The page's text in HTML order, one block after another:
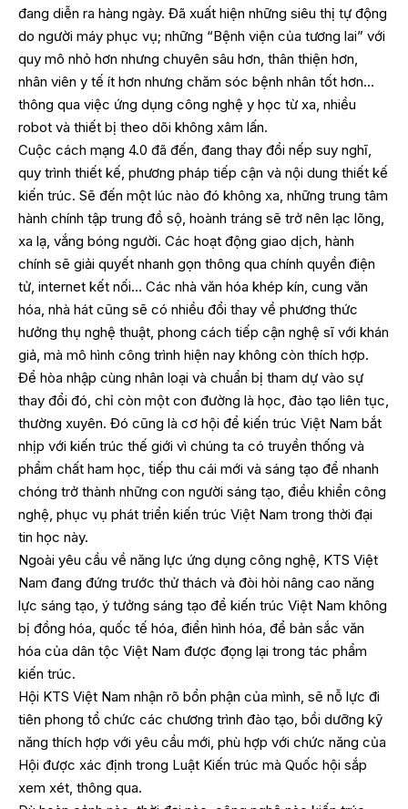
đang diễn ra hàng ngày. Đã xuất hiện những siêu thị tự động
do người máy phục vụ; những “Bệnh viện của tương lai” với
quy mô nhỏ hơn nhưng chuyên sâu hơn, thân thiện hơn,
nhân viên y tế ít hơn nhưng chăm sóc bệnh nhân tốt hơn…
thông qua việc ứng dụng công nghệ y học từ xa, nhiều
robot và thiết bị theo dõi không xâm lấn.
Cuộc cách mạng 4.0 đã đến, đang thay đổi nếp suy nghĩ,
quy trình thiết kế, phương pháp tiếp cận và nội dung thiết kế
kiến trúc. Sẽ đến một lúc nào đó không xa, những trung tâm
hành chính tập trung đồ sộ, hoành tráng sẽ trở nên lạc lõng,
xa lạ, vắng bóng người. Các hoạt động giao dịch, hành
chính sẽ giải quyết nhanh gọn thông qua chính quyền điện
tử, internet kết nối… Các nhà văn hóa khép kín, cung văn
hóa, nhà hát cũng sẽ có nhiều đổi thay về phương thức
hưởng thụ nghệ thuật, phong cách tiếp cận nghệ sĩ với khán
giả, mà mô hình công trình hiện nay không còn thích hợp.
Để hòa nhập cùng nhân loại và chuẩn bị tham dự vào sự
thay đổi đó, chỉ còn một con đường là học, đào tạo liên tục,
thường xuyên. Đó cũng là cơ hội để kiến trúc Việt Nam bắt
nhịp với kiến trúc thế giới vì chúng ta có truyền thống và
phẩm chất ham học, tiếp thu cái mới và sáng tạo để nhanh
chóng trở thành những con người sáng tạo, điều khiển công
nghệ, phục vụ phát triển kiến trúc Việt Nam trong thời đại
tin học này.
Ngoài yêu cầu về năng lực ứng dụng công nghệ, KTS Việt
Nam đang đứng trước thử thách và đòi hỏi nâng cao năng
lực sáng tạo, ý tưởng sáng tạo để kiến trúc Việt Nam không
bị đồng hóa, quốc tế hóa, điển hình hóa, để bản sắc văn
hóa của dân tộc Việt Nam được đọng lại trong tác phẩm
kiến trúc.
Hội KTS Việt Nam nhận rõ bổn phận của mình, sẽ nỗ lực đi
tiên phong tổ chức các chương trình đào tạo, bồi dưỡng kỹ
năng thích hợp với yêu cầu mới, phù hợp với chức năng của
Hội được xác định trong Luật Kiến trúc mà Quốc hội sắp
xem xét, thông qua.